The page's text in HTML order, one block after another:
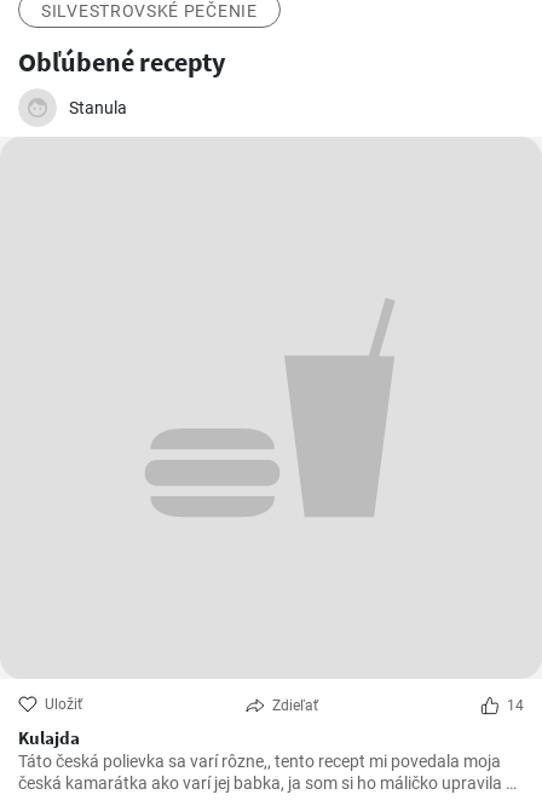
SILVESTROVSKÉ PEČENIE
Obľúbené recepty
Stanula
Uložiť Zdieľať 14
Kulajda
Táto česká polievka sa varí rôzne,, tento recept mi povedala moja
česká kamarátka ako varí jej babka, ja som si ho máličko upravila a